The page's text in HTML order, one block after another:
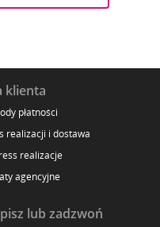
klienta
płatności
realizacji i dostawa
realizacje
agencyjne
lub zadzwoń